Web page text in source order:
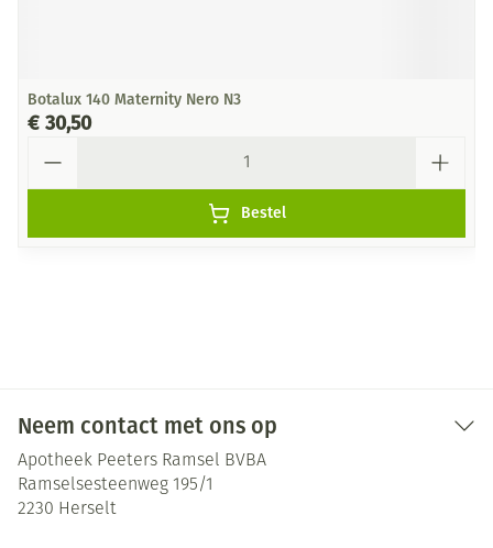
Botalux 140 Maternity Nero N3
€ 30,50
Bestel
Neem contact met ons op
Apotheek Peeters Ramsel BVBA
Ramselsesteenweg 195/1
2230 Herselt